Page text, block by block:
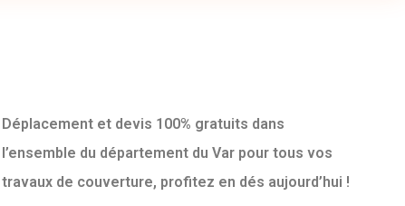
Déplacement et devis 100% gratuits dans
l’ensemble du département du Var pour tous vos
travaux de couverture, profitez en dés aujourd’hui !